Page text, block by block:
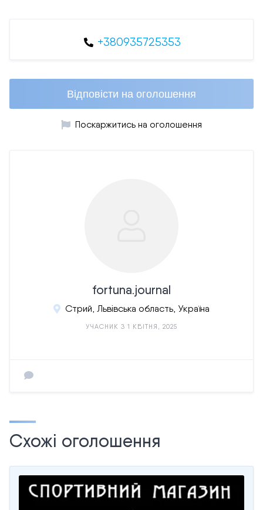
+380935725353
Відповісти на оголошення
Поскаржитись на оголошення
fortuna.journal
Стрий, Львівська область, Україна
УЧАСНИК З 1 КВІТНЯ, 2025
Схожі оголошення